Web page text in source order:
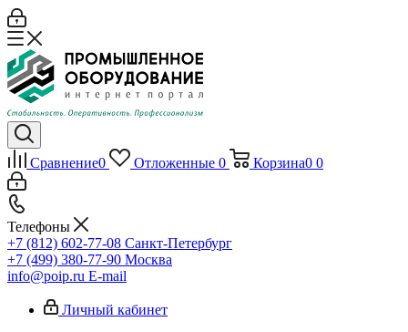
Сравнение0 Отложенные 0 Корзина0 0
Телефоны
+7 (812) 602-77-08 Санкт-Петербург
+7 (499) 380-77-90 Москва
info@poip.ru E-mail
Личный кабинет